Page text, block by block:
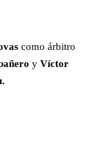
como árbitro
y Víctor